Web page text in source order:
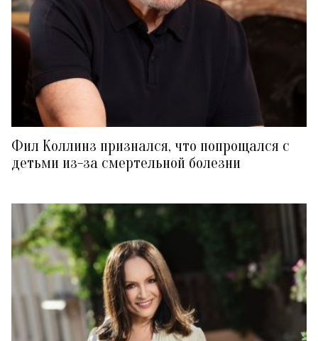
Фил Коллинз признался, что попрощался с
детьми из-за смертельной болезни